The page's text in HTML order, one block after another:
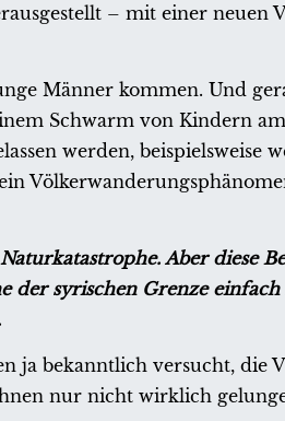
– mit einer neuen
Männer kommen. Und
Schwarm von Kindern
werden, beispielsweise
Aber diese
der syrischen Grenze einfach
ja bekanntlich versucht, die
nur nicht wirklich